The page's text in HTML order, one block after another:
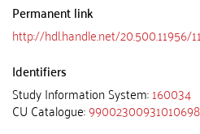
Permanent link
http://hdl.handle.net/20.500.11956/
Identifiers
Study Information System:160034
CU Catalogue: